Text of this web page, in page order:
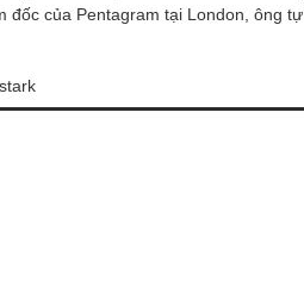
đốc của Pentagram tại London, ông